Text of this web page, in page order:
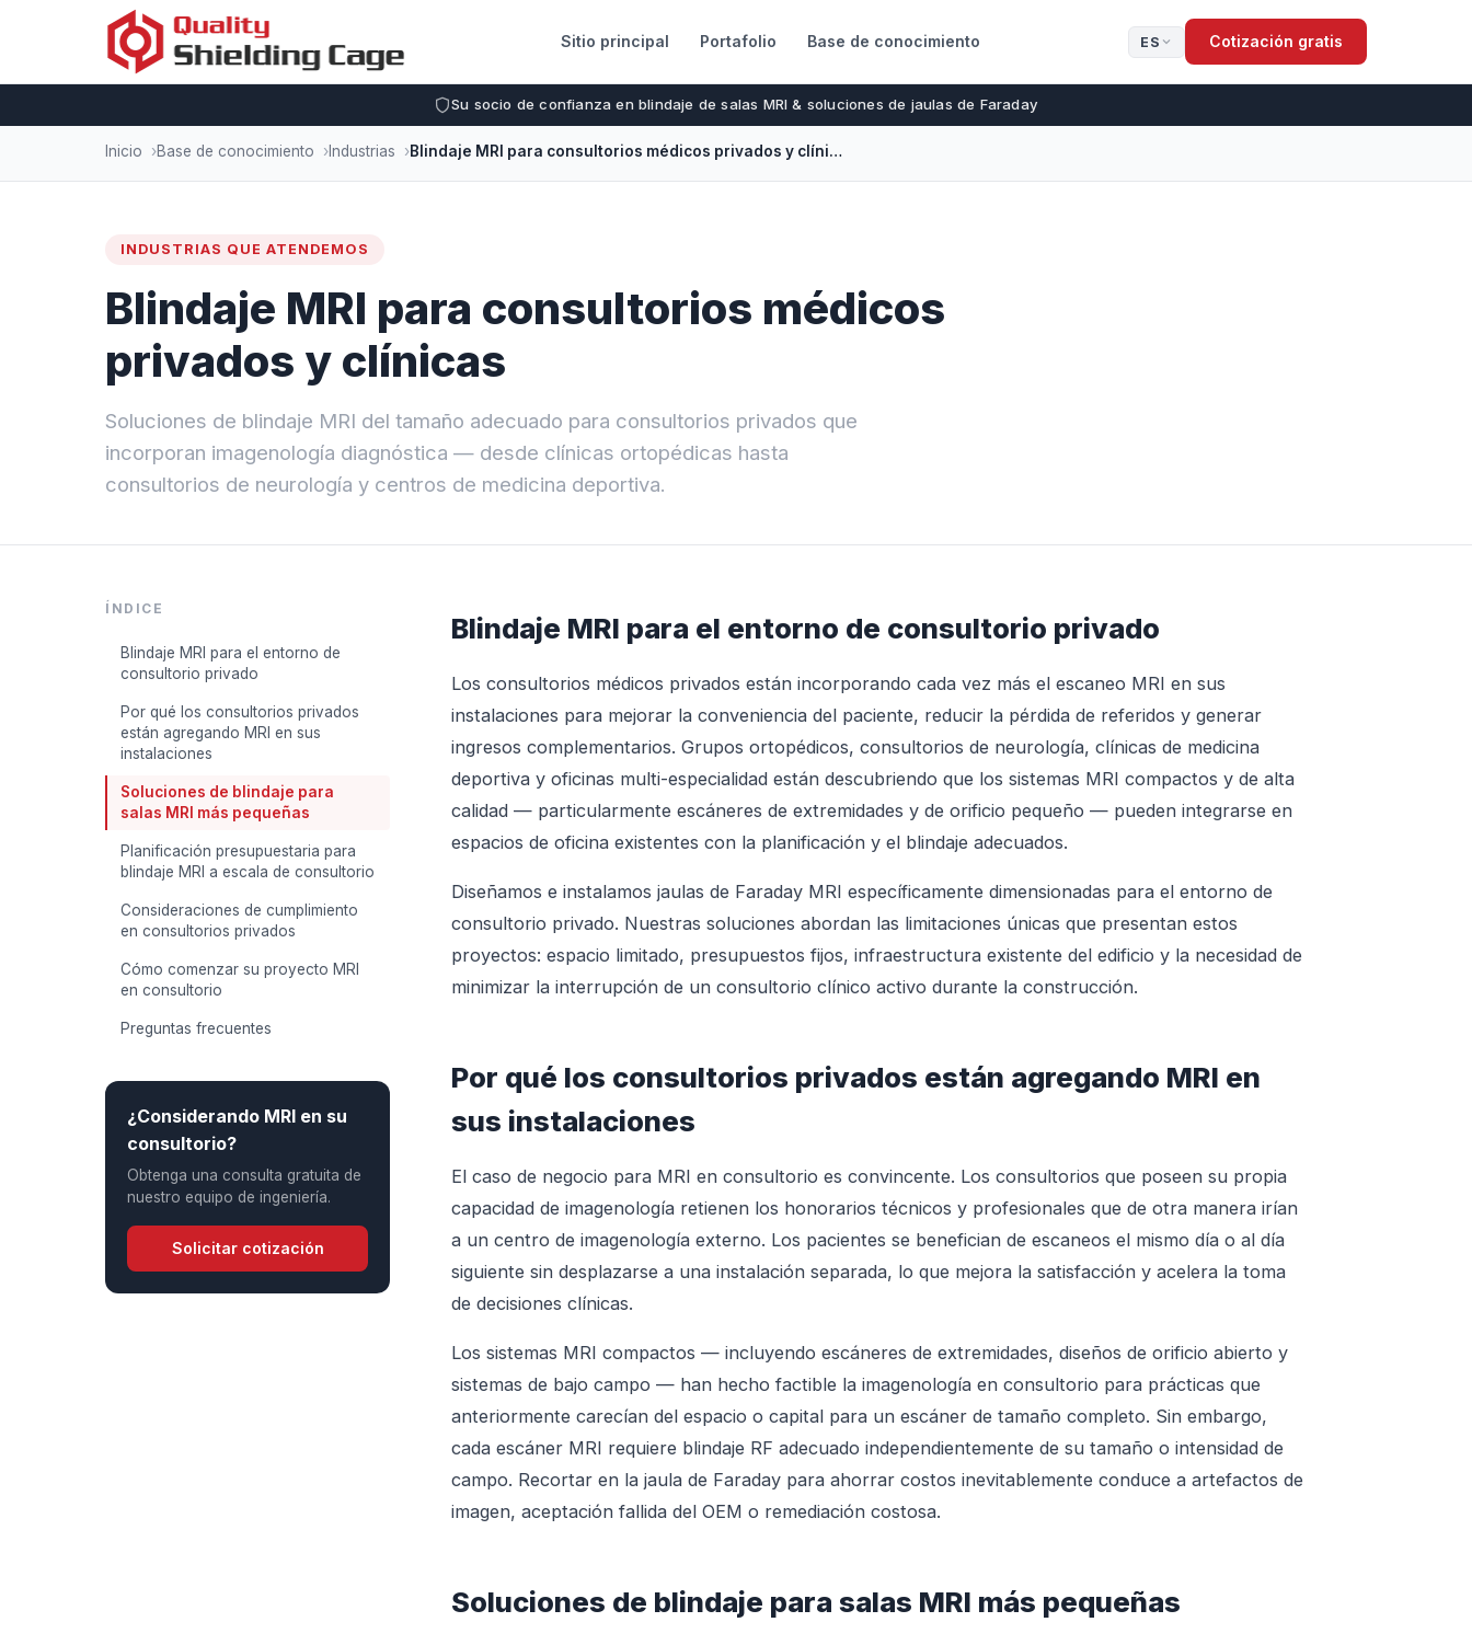
Sitio principal Portafolio Base de conocimiento ES Cotización gratis
Su socio de confianza en blindaje de salas MRI & soluciones de jaulas de Faraday
Inicio Base de conocimiento Industrias Blindaje MRI para consultorios médicos privados y clínicas
INDUSTRIAS QUE ATENDEMOS
Blindaje MRI para consultorios médicos
privados y clínicas
Soluciones de blindaje MRI del tamaño adecuado para consultorios privados que
incorporan imagenología diagnóstica — desde clínicas ortopédicas hasta
consultorios de neurología y centros de medicina deportiva.
ÍNDICE
Blindaje MRI para el entorno de
consultorio privado
Por qué los consultorios privados
están agregando MRI en sus
instalaciones
Soluciones de blindaje para
salas MRI más pequeñas
Planificación presupuestaria para
blindaje MRI a escala de consultorio
Consideraciones de cumplimiento
en consultorios privados
Cómo comenzar su proyecto MRI
en consultorio
Preguntas frecuentes
¿Considerando MRI en su
consultorio?
Obtenga una consulta gratuita de
nuestro equipo de ingeniería.
Solicitar cotización
Blindaje MRI para el entorno de consultorio privado
Los consultorios médicos privados están incorporando cada vez más el escaneo MRI en sus
instalaciones para mejorar la conveniencia del paciente, reducir la pérdida de referidos y generar
ingresos complementarios. Grupos ortopédicos, consultorios de neurología, clínicas de medicina
deportiva y oficinas multi-especialidad están descubriendo que los sistemas MRI compactos y de alta
calidad — particularmente escáneres de extremidades y de orificio pequeño — pueden integrarse en
espacios de oficina existentes con la planificación y el blindaje adecuados.
Diseñamos e instalamos jaulas de Faraday MRI específicamente dimensionadas para el entorno de
consultorio privado. Nuestras soluciones abordan las limitaciones únicas que presentan estos
proyectos: espacio limitado, presupuestos fijos, infraestructura existente del edificio y la necesidad de
minimizar la interrupción de un consultorio clínico activo durante la construcción.
Por qué los consultorios privados están agregando MRI en
sus instalaciones
El caso de negocio para MRI en consultorio es convincente. Los consultorios que poseen su propia
capacidad de imagenología retienen los honorarios técnicos y profesionales que de otra manera irían
a un centro de imagenología externo. Los pacientes se benefician de escaneos el mismo día o al día
siguiente sin desplazarse a una instalación separada, lo que mejora la satisfacción y acelera la toma
de decisiones clínicas.
Los sistemas MRI compactos — incluyendo escáneres de extremidades, diseños de orificio abierto y
sistemas de bajo campo — han hecho factible la imagenología en consultorio para prácticas que
anteriormente carecían del espacio o capital para un escáner de tamaño completo. Sin embargo,
cada escáner MRI requiere blindaje RF adecuado independientemente de su tamaño o intensidad de
campo. Recortar en la jaula de Faraday para ahorrar costos inevitablemente conduce a artefactos de
imagen, aceptación fallida del OEM o remediación costosa.
Soluciones de blindaje para salas MRI más pequeñas